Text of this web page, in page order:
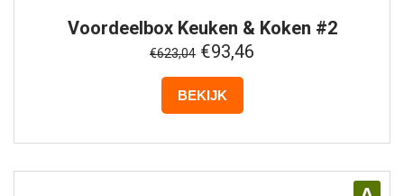
VoordeelboxKeuken & Koken #2
€623,04 €93,46
BEKIJK